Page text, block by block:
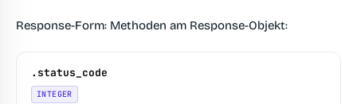
Response-Form: Methoden am Response-Objekt:
.status_code
INTEGER